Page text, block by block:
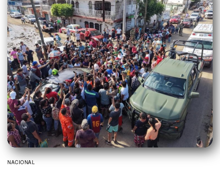
NACIONAL